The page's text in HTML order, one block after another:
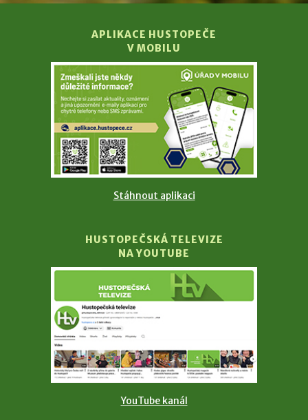
APLIKACE HUSTOPEČE
V MOBILU
Stáhnout aplikaci
HUSTOPEČSKÁ TELEVIZE
NA YOUTUBE
YouTube kanál